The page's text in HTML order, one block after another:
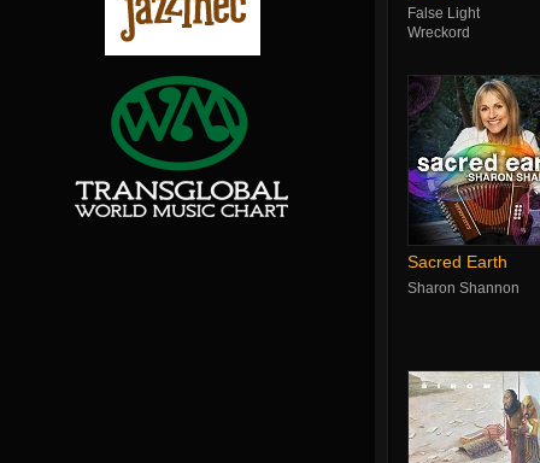
False Light
Wreckord
Sacred Earth
Sharon Shannon